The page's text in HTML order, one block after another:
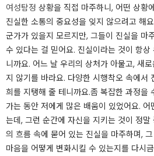
여성탐정 상황을 직접 마주하니, 어떤 상황
진실한 소통의 중요성을 잊지 않으려고 해
군가가 있을지 모르지만, 그들이 진실을 마
수 있다는 걸 믿어요. 진실이라는 것이 항
니까요. 어느 날 우리의 상처가 아물고, 새
지 않기를 바라요. 다양한 시행착오 속에서
희를 지탱해 줄 테니까요.​좀 복잡한 과정을
가는 동안 저에게 많은 배움이 있었어요.
는데, 그런 순간에 자신을 지키는 것이 정
의 흐름 속에 묻어 있는 진실을 마주하며,
마음을 어떻게 변화시킬 수 있는지를 다시